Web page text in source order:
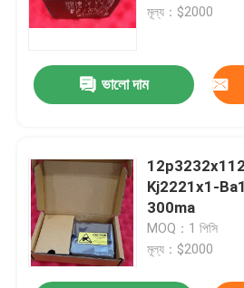
মূল্য：$2000
ভালো দাম
12p3232x112
Kj2221x1-
300ma
MOQ：1 পিসি
মূল্য：$2000